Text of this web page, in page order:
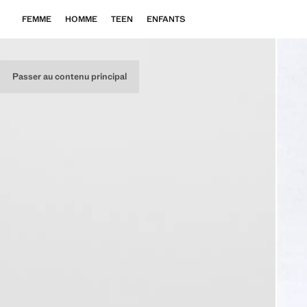
Passer au contenu principal
FEMME HOMME TEEN ENFANTS